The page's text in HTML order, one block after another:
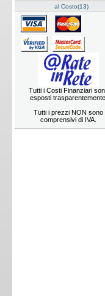
al Costo(13)
Tutti i Costi Finanziari
esposti trasparentemente.
Tutti i prezzi NON sono
comprensivi di IVA.